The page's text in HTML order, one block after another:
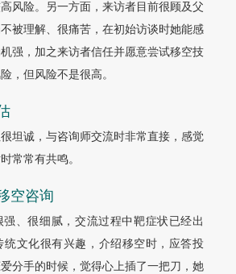
风险。另一方面，来访者目前很顾及父
被理解、很痛苦，在初始访谈时她能感
强，加之来访者信任并愿意尝试移空技
，但风险不是很高。
坦诚，与咨询师交流时非常直接，感觉
常常有共鸣。
空咨询
、很细腻，交流过程中靶症状已经出
统文化很有兴趣，介绍移空时，应答投
分手的时候，觉得心上插了一把刀，她